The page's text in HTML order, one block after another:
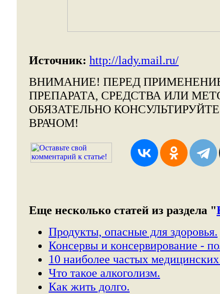
Источник: http://lady.mail.ru/
ВНИМАНИЕ! ПЕРЕД
ПРЕПАРАТА, СРЕДСТВА ИЛИ
ОБЯЗАТЕЛЬНО
ВРАЧОМ!
Еще несколько статей из раздела "
Продукты, опасные для здоровья.
Консервы и консервирование -
10 наиболее частых
Что такое алкоголизм.
Как жить долго.